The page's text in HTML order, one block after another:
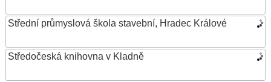
Střední průmyslová škola stavební, Hradec Králové
Středočeská knihovna v Kladně